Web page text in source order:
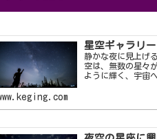
星空ギャラリー
静かな夜に見上げ
空は、無数の星々
ように輝く、宇宙
感…